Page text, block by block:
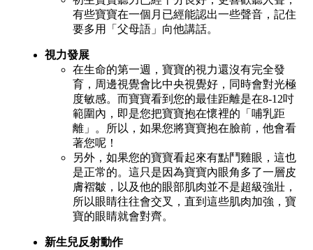
有些寶寶在一個月已經能認出一些聲音，記住
要多用「父母語」向他講話。
視力發展
在生命的第一週，寶寶的視力還沒有完全發
育，周邊視覺會比中央視覺好，同時會對光極
度敏感。而寶寶看到您的最佳距離是在8-12吋
範圍內，即是您把寶寶抱在懷裡的「哺乳距
離」。所以，如果您將寶寶抱在臉前，他會看
著您呢！
另外，如果您的寶寶看起來有點鬥雞眼，這也
是正常的。這只是因為寶寶內眼角多了一層皮
膚褶皺，以及他的眼部肌肉並不是超級強壯，
所以眼睛往往會交叉，直到這些肌肉加強，寶
寶的眼睛就會對齊。
新生兒反射動作